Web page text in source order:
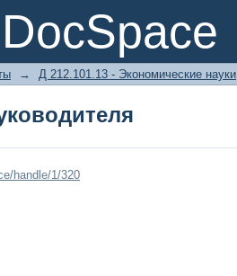
→ Д 212.101.13 - Экономические науки
handle/1/320